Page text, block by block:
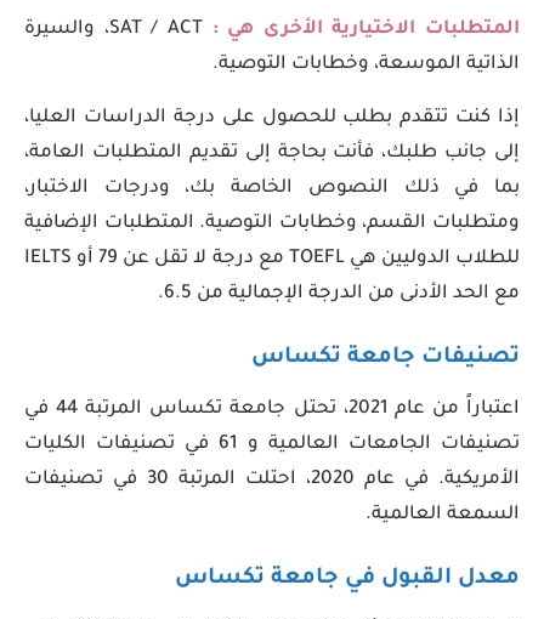
المتطلبات الاختيارية الأخرى هي :
SAT / ACT، والسيرة
الذاتية الموسعة، وخطابات التوصية.
إذا كنت تتقدم بطلب للحصول على درجة الدراسات العليا،
إلى جانب طلبك، فأنت بحاجة إلى تقديم المتطلبات العامة،
بما في ذلك النصوص الخاصة بك، ودرجات الاختبار،
ومتطلبات القسم، وخطابات التوصية. المتطلبات الإضافية
للطلاب الدوليين هي TOEFL مع درجة لا تقل عن 79 أو IELTS
مع الحد الأدنى من الدرجة الإجمالية من 6.5.
تصنيفات جامعة تكساس
اعتباراً من عام 2021، تحتل جامعة تكساس المرتبة 44 في
تصنيفات الجامعات العالمية و 61 في تصنيفات الكليات
الأمريكية. في عام 2020، احتلت المرتبة 30 في تصنيفات
السمعة العالمية.
معدل القبول في جامعة تكساس